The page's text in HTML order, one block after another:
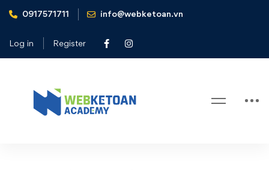
0917571711 info@webketoan.vn
Log in Register
Home
Nghiệp vụ Kế toán & Thuế
nhà nước ban hành làm cơ sở xác định thu nhập chịu thuế
TNCN từ tiền lương, tiền công
Blog